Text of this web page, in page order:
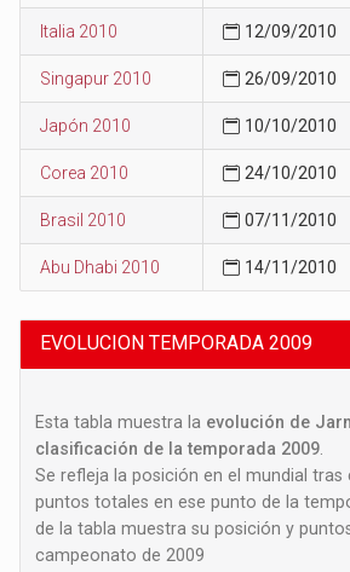
Italia 2010 12/09/2010
Singapur 2010 26/09/2010
Japón 2010 10/10/2010
Corea 2010 24/10/2010
Brasil 2010 07/11/2010
Abu Dhabi 2010 14/11/2010
EVOLUCION TEMPORADA 2009
Esta tabla muestra la evolución de
clasificación de la temporada 2009
Se refleja la posición en el mundial tras
puntos totales en ese punto de la
de la tabla muestra su posición y
campeonato de 2009